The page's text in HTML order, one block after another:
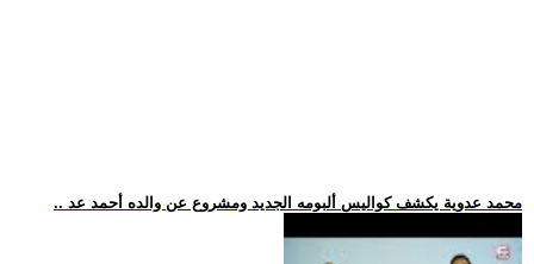
.. محمد عدوية يكشف كواليس ألبومه الجديد ومشروع عن والده أحمد عد